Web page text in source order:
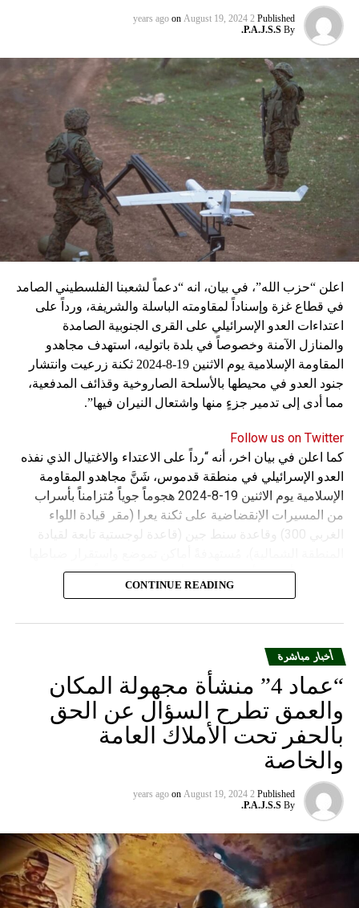
نسبه الحزب الى إسرائيل”.
Published
2 years ago
on August 19, 2024
By
P.A.J.S.S.
اعلن “حزب الله”، في بيان، انه “دعماً لشعبنا الفلسطيني الصامد
في قطاع غزة وإسناداً لمقاومته الباسلة ‌‏‌‏‌والشريفة، ورداً على
اعتداءات العدو الإسرائيلي على القرى الجنوبية الصامدة
والمنازل الآمنة وخصوصاً في بلدة باتوليه، استهدف مجاهدو
المقاومة الإسلامية يوم الاثنين 19-8-2024 ثكنة زرعيت وانتشار
جنود العدو في محيطها بالأسلحة الصاروخية وقذائف المدفعية،
مما أدى إلى تدمير جزءٍ منها واشتعال النيران فيها”.
Follow us on Twitter
كما اعلن في بيان اخر، أنه “رداً على الاعتداء والاغتيال الذي نفذه
العدو الإسرائيلي في منطقة قدموس، شَنَّ مجاهدو المقاومة
الإسلامية يوم الاثنين 19-8-2024 هجوماً جوياً مُتزامناً بأسراب
من المسيرات الإنقضاضية على ثكنة يعرا (مقر قيادة اللواء
الغربي 300) وقاعدة سنط جين (قاعدة لوجستية تابعة لقيادة
وجنودها وأصابت أهدافها بدقة وأوقعت فيهم عدداً من القتلى
CONTINUE READING
أخبار مباشرة
“عماد 4” منشأة مجهولة المكان
والعمق تطرح السؤال عن الحق
بالحفر تحت الأملاك العامة
والخاصة
Published
2 years ago
on August 19, 2024
By
P.A.J.S.S.